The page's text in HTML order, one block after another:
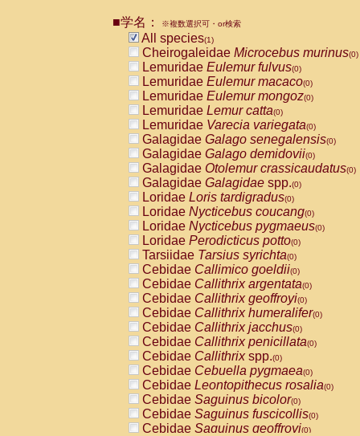
■学名： ※複数選択可・or検索
All species(1)
Cheirogaleidae Microcebus murinus(0)
Lemuridae Eulemur fulvus(0)
Lemuridae Eulemur macaco(0)
Lemuridae Eulemur mongoz(0)
Lemuridae Lemur catta(0)
Lemuridae Varecia variegata(0)
Galagidae Galago senegalensis(0)
Galagidae Galago demidovii(0)
Galagidae Otolemur crassicaudatus(0)
Galagidae Galagidae spp.(0)
Loridae Loris tardigradus(0)
Loridae Nycticebus coucang(0)
Loridae Nycticebus pygmaeus(0)
Loridae Perodicticus potto(0)
Tarsiidae Tarsius syrichta(0)
Cebidae Callimico goeldii(0)
Cebidae Callithrix argentata(0)
Cebidae Callithrix geoffroyi(0)
Cebidae Callithrix humeralifer(0)
Cebidae Callithrix jacchus(0)
Cebidae Callithrix penicillata(0)
Cebidae Callithrixspp.(0)
Cebidae Cebuella pygmaea(0)
Cebidae Leontopithecus rosalia(0)
Cebidae Saguinus bicolor(0)
Cebidae Saguinus fuscicollis(0)
Cebidae Saguinus geoffroyi(0)